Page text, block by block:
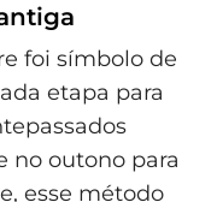
foi símbolo de
etapa para
no outono para
esse método